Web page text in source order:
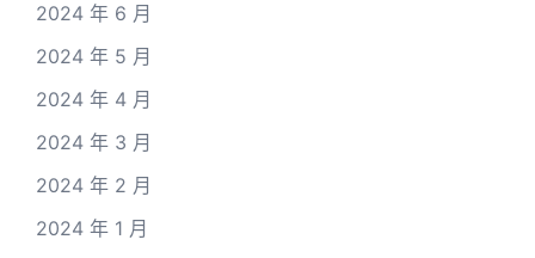
2024 年 6 月
2024 年 5 月
2024 年 4 月
2024 年 3 月
2024 年 2 月
2024 年 1 月